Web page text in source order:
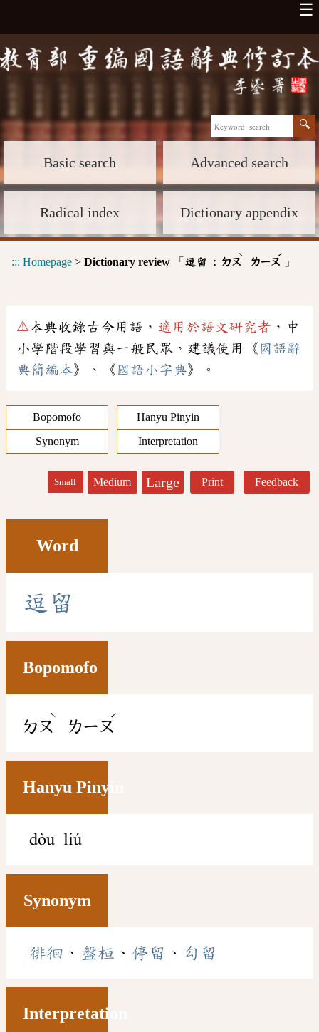
☰
Basic search Advanced search
Radical index Dictionary appendix
::: Homepage > Dictionary review 「 逗留 : ㄉㄡ
ˋ
ㄌㄧㄡ
ˊ
」
⚠本典收錄古今用語， 適用於語文研究者 ，中
小學階段學習與一般民眾，建議使用《 國語辭
典簡編本》、《 國語小字典》。
Bopomofo
Hanyu Pinyin
Synonym
Interpretation
Small Medium Large Print Feedback
Word
逗 留
Bopomofo
ㄉㄡ
ˋ
ㄌㄧㄡ
ˊ
Hanyu Pinyin
dòu liú
Synonym
徘徊 、 盤桓 、 停留 、 勾留
Interpretation